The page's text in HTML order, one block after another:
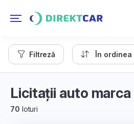
Filtreză În
Licitații auto
70 loturi